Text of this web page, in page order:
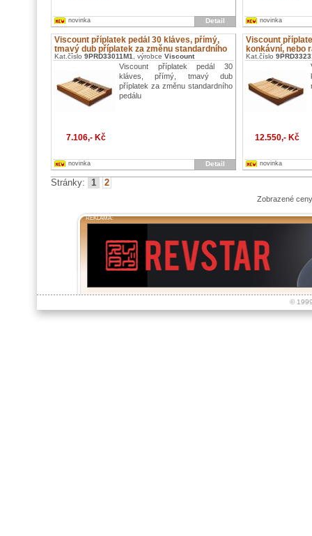
novinka Detail novinka
Viscount příplatek pedál 30 kláves, přímý,
tmavý dub příplatek za změnu standardního
pedálu
Kat.číslo 9PRD33011M1, výrobce Viscount
Viscount příplatek pedál 30
kláves, přímý, tmavý dub
příplatek za změnu standardního
pedálu
7.106,- Kč
novinka Detail
Viscount
konkávní, nebo
Kat.číslo
12.550,- Kč
novinka
Stránky: 1 2
Zobrazené
REKLAMA:
©